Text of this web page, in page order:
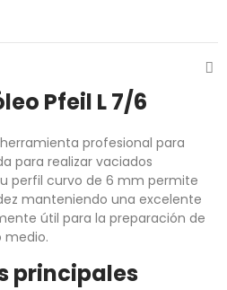
Pfeil L 7/6
profesional para
para realizar vaciados
perfil curvo de 6 mm permite
manteniendo una excelente
útil para la preparación de
medio.
principales